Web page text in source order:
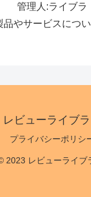
管理人:ライブラ
やサービスにつ
レビューライブラ
プライバシーポリシ
2023 レビューライブ